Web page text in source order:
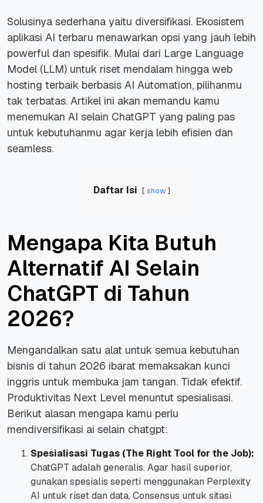
Solusinya sederhana yaitu diversifikasi. Ekosistem
aplikasi AI terbaru menawarkan opsi yang jauh lebih
powerful dan spesifik. Mulai dari Large Language
Model (LLM) untuk riset mendalam hingga web
hosting terbaik berbasis AI Automation, pilihanmu
tak terbatas. Artikel ini akan memandu kamu
menemukan AI selain ChatGPT yang paling pas
untuk kebutuhanmu agar kerja lebih efisien dan
seamless.
Daftar Isi show
Mengapa Kita Butuh
Alternatif AI Selain
ChatGPT di Tahun
2026?
Mengandalkan satu alat untuk semua kebutuhan
bisnis di tahun 2026 ibarat memaksakan kunci
inggris untuk membuka jam tangan. Tidak efektif.
Produktivitas Next Level menuntut spesialisasi.
Berikut alasan mengapa kamu perlu
mendiversifikasi ai selain chatgpt:
Spesialisasi Tugas (The Right Tool for the Job):
ChatGPT adalah generalis. Agar hasil superior,
gunakan spesialis seperti menggunakan Perplexity
AI untuk riset dan data, Consensus untuk sitasi